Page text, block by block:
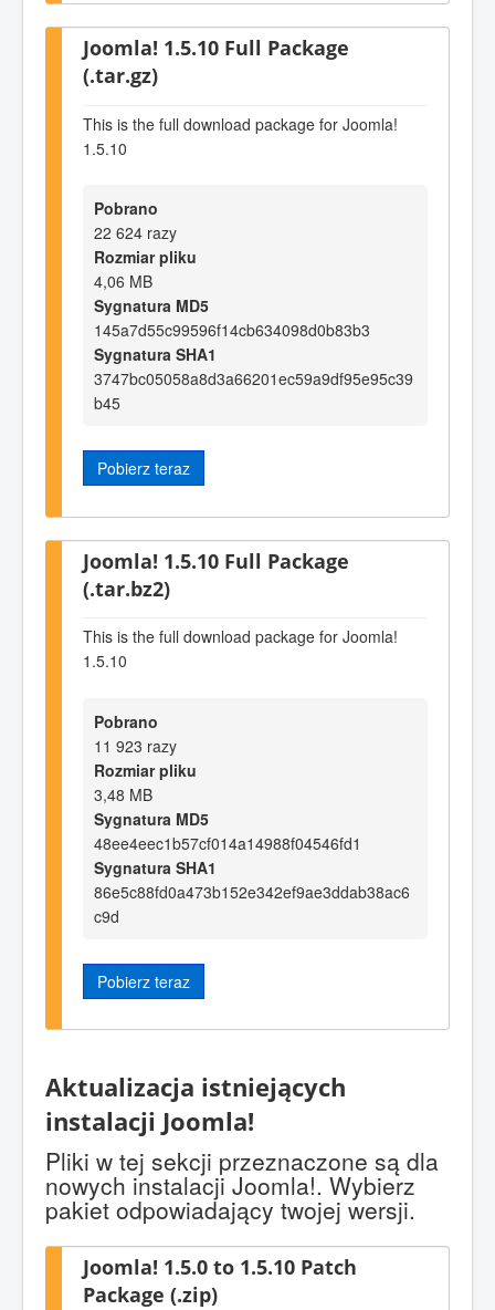
Joomla! 1.5.10 Full Package
(.tar.gz)
This is the full download package for Joomla!
1.5.10
Pobrano
22 624 razy
Rozmiar pliku
4,06 MB
Sygnatura MD5
145a7d55c99596f14cb634098d0b83b3
Sygnatura SHA1
3747bc05058a8d3a66201ec59a9df95e95c39
b45
Pobierz teraz
Joomla! 1.5.10 Full Package
(.tar.bz2)
This is the full download package for Joomla!
1.5.10
Pobrano
11 923 razy
Rozmiar pliku
3,48 MB
Sygnatura MD5
48ee4eec1b57cf014a14988f04546fd1
Sygnatura SHA1
86e5c88fd0a473b152e342ef9ae3ddab38ac6
c9d
Pobierz teraz
Aktualizacja istniejących
instalacji Joomla!
Pliki w tej sekcji przeznaczone są dla
nowych instalacji Joomla!. Wybierz
pakiet odpowiadający twojej wersji.
Joomla! 1.5.0 to 1.5.10 Patch
Package (.zip)